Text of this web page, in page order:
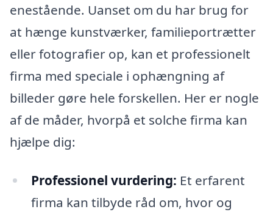
enestående. Uanset om du har brug for
at hænge kunstværker, familieportrætter
eller fotografier op, kan et professionelt
firma med speciale i ophængning af
billeder gøre hele forskellen. Her er nogle
af de måder, hvorpå et solche firma kan
hjælpe dig:
Professionel vurdering: Et erfarent
firma kan tilbyde råd om, hvor og